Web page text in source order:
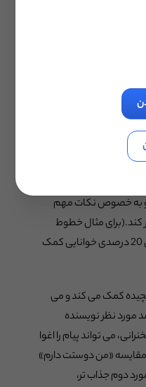
متن می توانیم کلمات یا
آن‌ها توجه کند، برجسته
مواردی مانند حروف برجسته (Bold) ، مورب، خطوط زیر کلمه،
و به خصوص نکات مهم
کند.(برای مثال خطوط
حاشیه‌ (کادر یا border) به افزایش 20 درصدی خوانایی کمک
کمک می کند و می
مورد نظر نویسنده
می تواند پیام را اغوا
مقایسه «من دوستت دارم»
دوم جذاب تر،